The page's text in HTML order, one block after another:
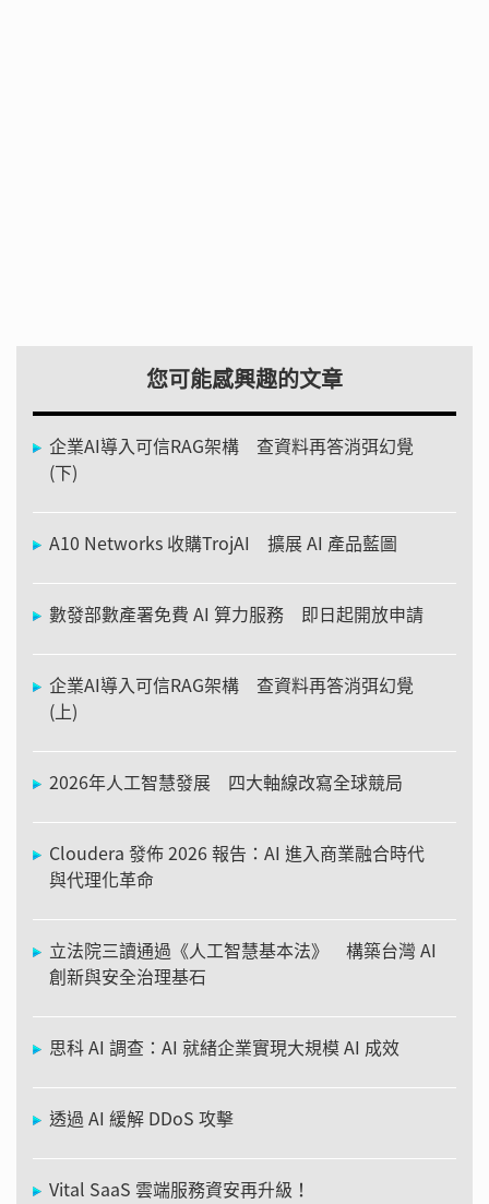
您可能感興趣的文章
企業AI導入可信RAG架構 查資料再答消弭幻覺
(下)
A10 Networks 收購TrojAI 擴展 AI 產品藍圖
數發部數產署免費 AI 算力服務 即日起開放申請
企業AI導入可信RAG架構 查資料再答消弭幻覺
(上)
2026年人工智慧發展 四大軸線改寫全球競局
Cloudera 發佈 2026 報告：AI 進入商業融合時代
與代理化革命
立法院三讀通過《人工智慧基本法》 構築台灣 AI
創新與安全治理基石
思科 AI 調查：AI 就緒企業實現大規模 AI 成效
透過 AI 緩解 DDoS 攻擊
Vital SaaS 雲端服務資安再升級！